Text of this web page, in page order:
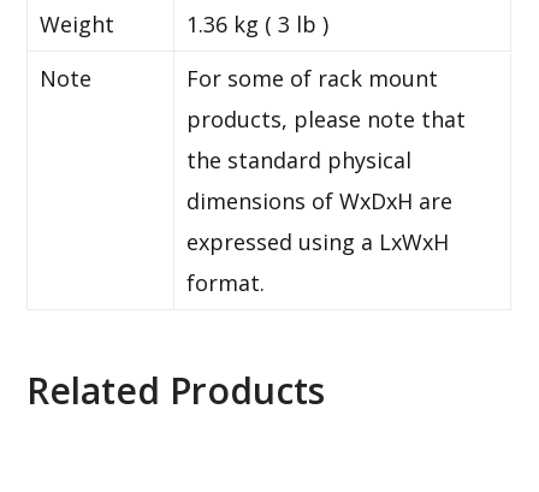
Weight
1.36 kg ( 3 lb )
Note
For some of rack mount
products, please note that
the standard physical
dimensions of WxDxH are
expressed using a LxWxH
format.
Related Products